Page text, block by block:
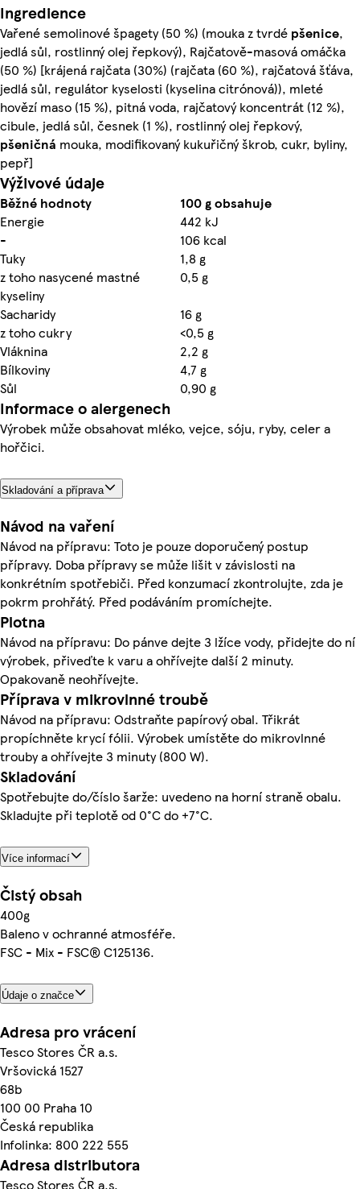
Ingredience
Vařené semolinové špagety (50 %) (mouka z tvrdé pšenice,
jedlá sůl, rostlinný olej řepkový), Rajčatově-masová omáčka
(50 %) [krájená rajčata (30%) (rajčata (60 %), rajčatová šťáva,
jedlá sůl, regulátor kyselosti (kyselina citrónová)), mleté
hovězí maso (15 %), pitná voda, rajčatový koncentrát (12 %),
cibule, jedlá sůl, česnek (1 %), rostlinný olej řepkový,
pšeničná mouka, modifikovaný kukuřičný škrob, cukr, byliny,
pepř]
Výživové údaje
Běžné hodnoty
100 g obsahuje
Energie
442 kJ
-
106 kcal
Tuky
1,8 g
z toho nasycené mastné
kyseliny
0,5 g
Sacharidy
16 g
z toho cukry
<0,5 g
Vláknina
2,2 g
Bílkoviny
4,7 g
Sůl
0,90 g
Informace o alergenech
Výrobek může obsahovat mléko, vejce, sóju, ryby, celer a
hořčici.
Skladování a příprava
Návod na vaření
Návod na přípravu: Toto je pouze doporučený postup
přípravy. Doba přípravy se může lišit v závislosti na
konkrétním spotřebiči. Před konzumací zkontrolujte, zda je
pokrm prohřátý. Před podáváním promíchejte.
Plotna
Návod na přípravu: Do pánve dejte 3 lžíce vody, přidejte do ní
výrobek, přiveďte k varu a ohřívejte další 2 minuty.
Opakovaně neohřívejte.
Příprava v mikrovlnné troubě
Návod na přípravu: Odstraňte papírový obal. Třikrát
propíchněte krycí fólii. Výrobek umístěte do mikrovlnné
trouby a ohřívejte 3 minuty (800 W).
Skladování
Spotřebujte do/číslo šarže: uvedeno na horní straně obalu.
Skladujte při teplotě od 0°C do +7°C.
Více informací
Čistý obsah
400g
Baleno v ochranné atmosféře.
FSC - Mix - FSC® C125136.
Údaje o značce
Adresa pro vrácení
Tesco Stores ČR a.s.
Vršovická 1527
68b
100 00 Praha 10
Česká republika
Infolinka: 800 222 555
Adresa distributora
Tesco Stores ČR a.s.